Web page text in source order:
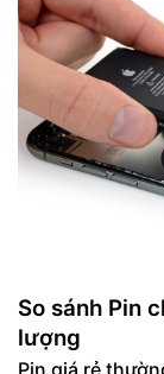
So sánh Pin
lượng